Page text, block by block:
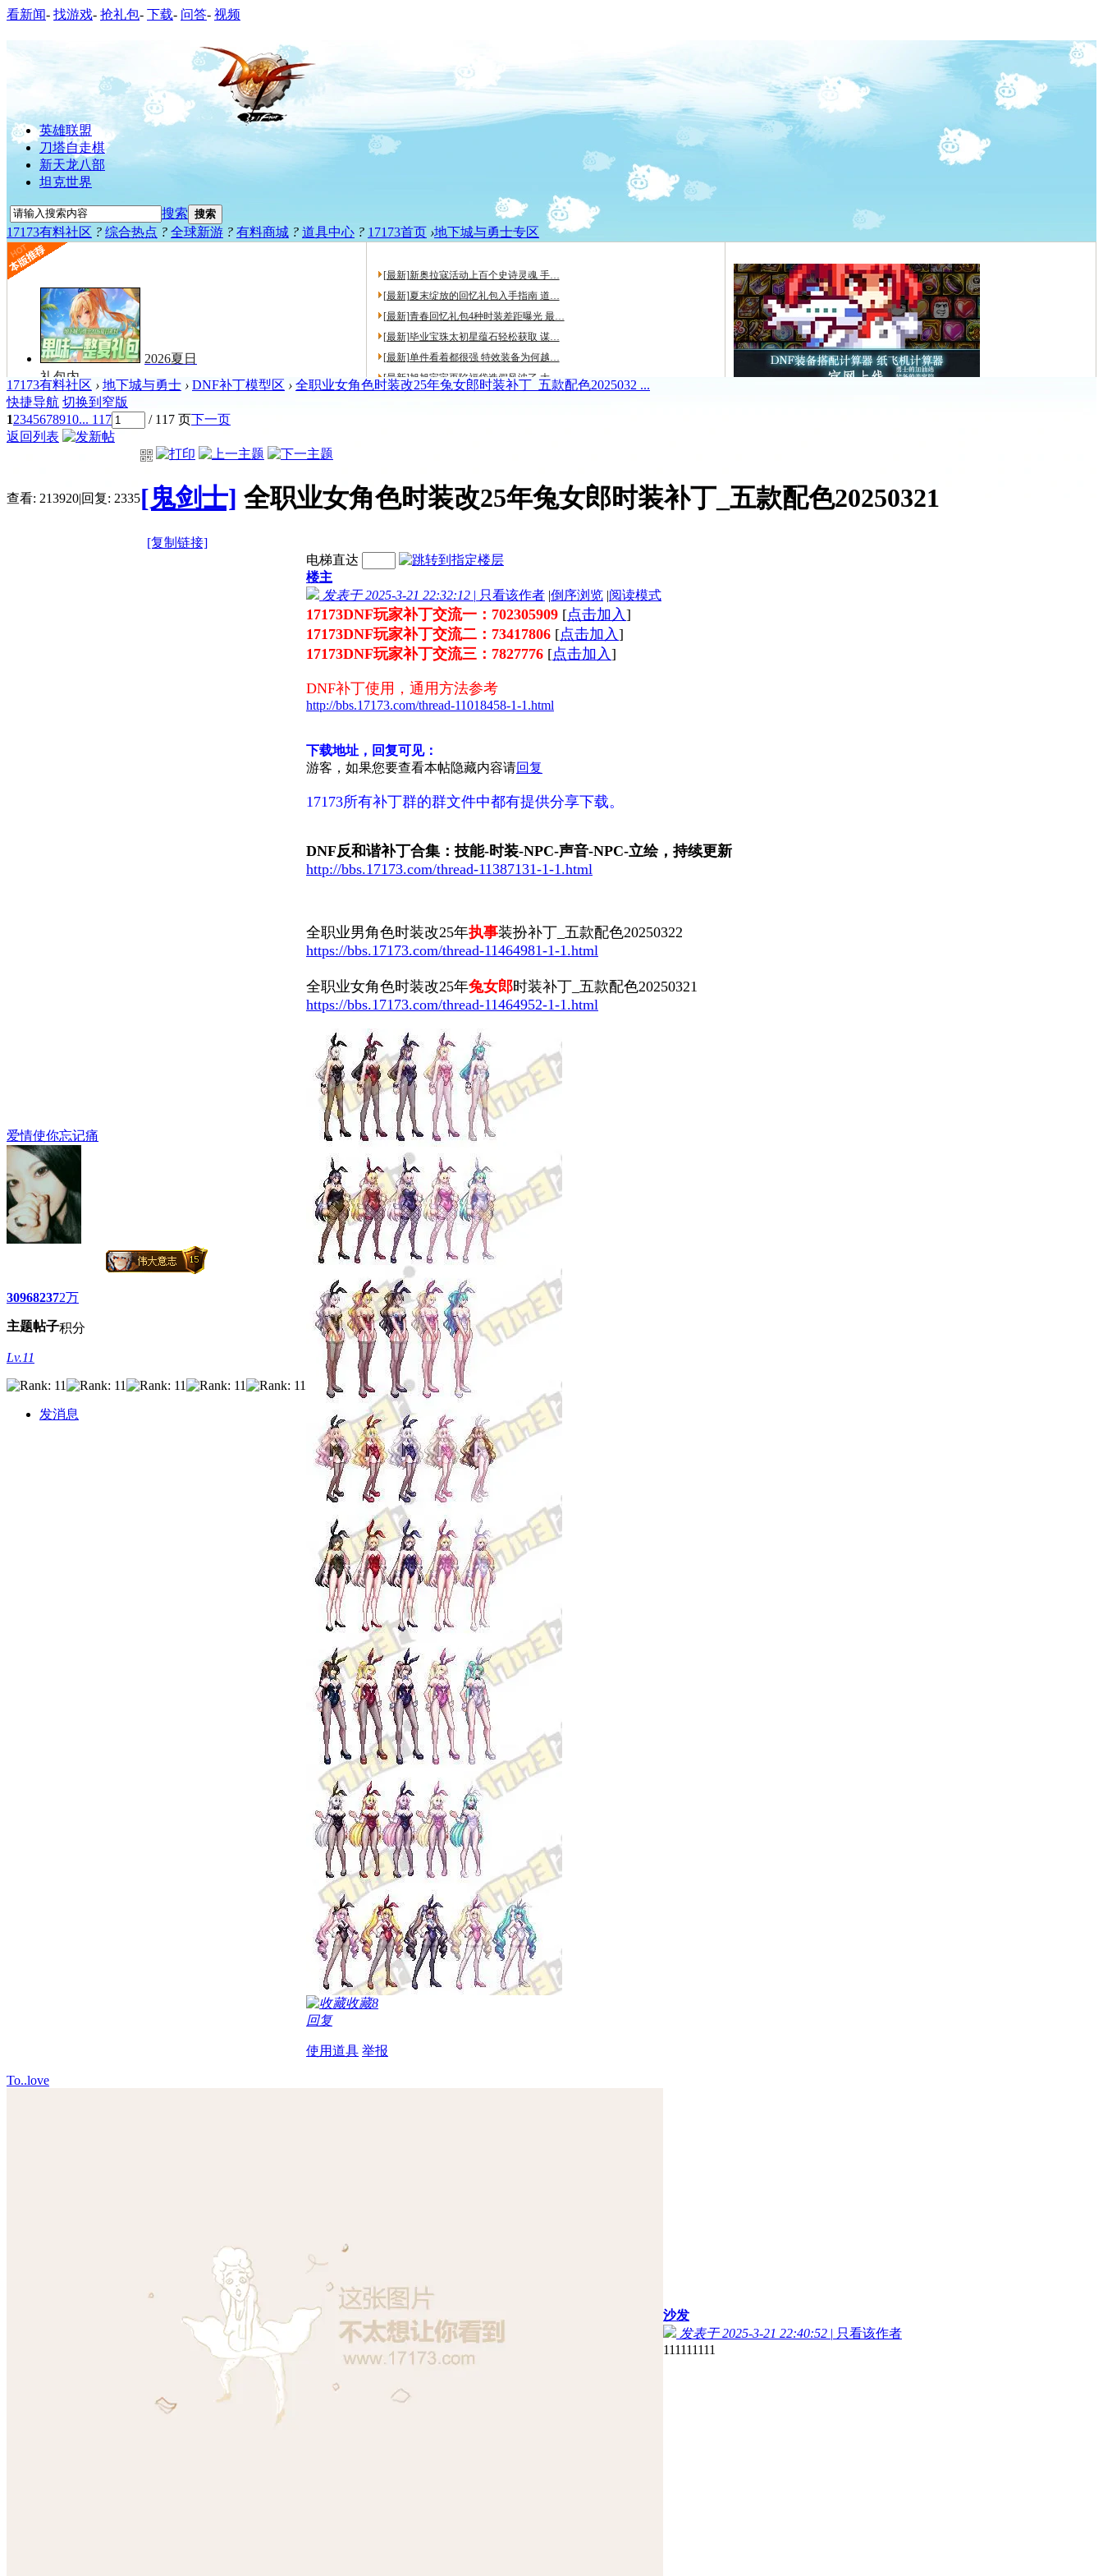
看新闻- 找游戏- 抢礼包- 下载- 问答- 视频
英雄联盟
刀塔自走棋
新天龙八部
坦克世界
搜索 搜索
17173有料社区 ? 综合热点 ? 全球新游 ? 有料商城 ? 道具中心 ? 17173首页 ›地下城与勇士专区
17173有料社区 › 地下城与勇士 › DNF补丁模型区 › 全职业女角色时装改25年兔女郎时装补丁_五款配色2025032 ...
快捷导航 切换到窄版
12345678910... 117 / 117 页下一页
返回列表
查看: 213920|回复: 2335[鬼剑士] 全职业女角色时装改25年兔女郎时装补丁_五款配色20250321
[复制链接]
爱情使你忘记痛
3096
主题
8237
帖子
2万
积分
Lv.11
发消息
电梯直达
楼主
发表于 2025-3-21 22:32:12 | 只看该作者 |倒序浏览 |阅读模式
17173DNF玩家补丁交流一：702305909 [点击加入 ]
17173DNF玩家补丁交流二：73417806 [点击加入 ]
17173DNF玩家补丁交流三：7827776 [点击加入 ]
DNF补丁使用，通用方法参考
http://bbs.17173.com/thread-11018458-1-1.html
下载地址，回复可见：
游客，如果您要查看本帖隐藏内容请回复
17173所有补丁群的群文件中都有提供分享下载。
DNF反和谐补丁合集：技能-时装-NPC-声音-NPC-立绘，持续更新
http://bbs.17173.com/thread-11387131-1-1.html
全职业男角色时装改25年执事装扮补丁_五款配色20250322
https://bbs.17173.com/thread-11464981-1-1.html
全职业女角色时装改25年兔女郎时装补丁_五款配色20250321
https://bbs.17173.com/thread-11464952-1-1.html
收藏8
回复
使用道具 举报
To..love
沙发
发表于 2025-3-21 22:40:52 | 只看该作者
111111111